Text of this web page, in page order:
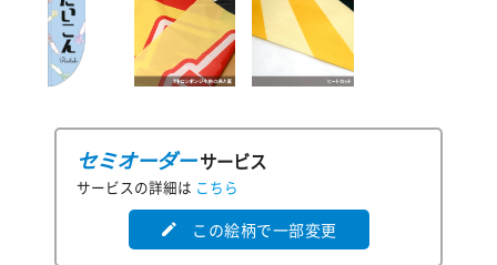
セミオーダーサービス
サービスの詳細は こちら
edit この絵柄で一部変更